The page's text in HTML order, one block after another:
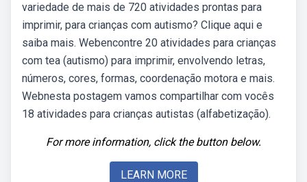
variedade de mais de 720 atividades prontas para
imprimir, para crianças com autismo? Clique aqui e
saiba mais. Webencontre 20 atividades para crianças
com tea (autismo) para imprimir, envolvendo letras,
números, cores, formas, coordenação motora e mais.
Webnesta postagem vamos compartilhar com vocês
18 atividades para crianças autistas (alfabetização).
For more information, click the button below.
LEARN MORE